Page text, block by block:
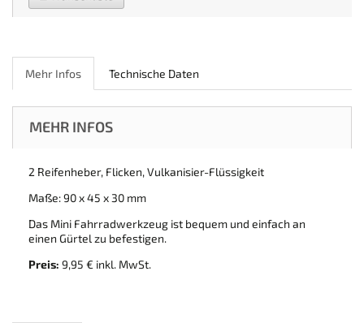
Mehr Infos Technische Daten
MEHR INFOS
2 Reifenheber, Flicken, Vulkanisier-Flüssigkeit
Maße: 90 x 45 x 30 mm
Das Mini Fahrradwerkzeug ist bequem und einfach an
einen Gürtel zu befestigen.
Preis: 9,95 € inkl. MwSt.